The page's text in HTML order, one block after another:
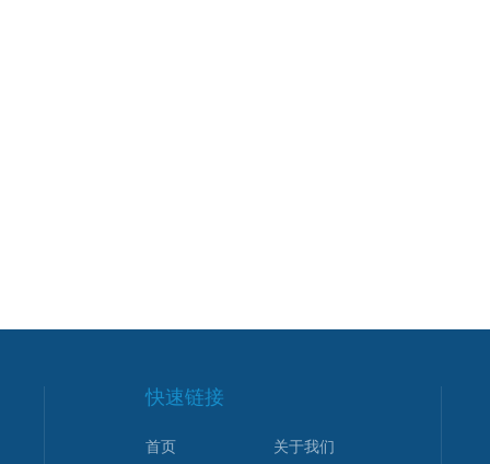
快速链接
首页 关于我们